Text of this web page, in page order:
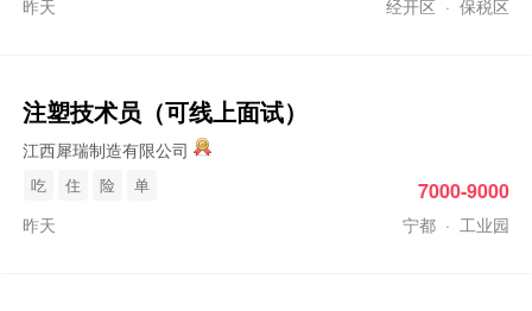
昨天 经开区 · 保税区
注塑技术员（可线上面试）
江西犀瑞制造有限公司
吃 住 险 单
昨天 宁都 · 工业园
7000-9000